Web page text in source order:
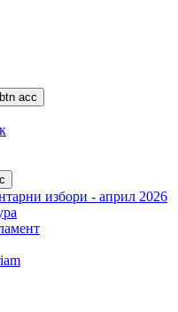
btn acc
избори - април 2026